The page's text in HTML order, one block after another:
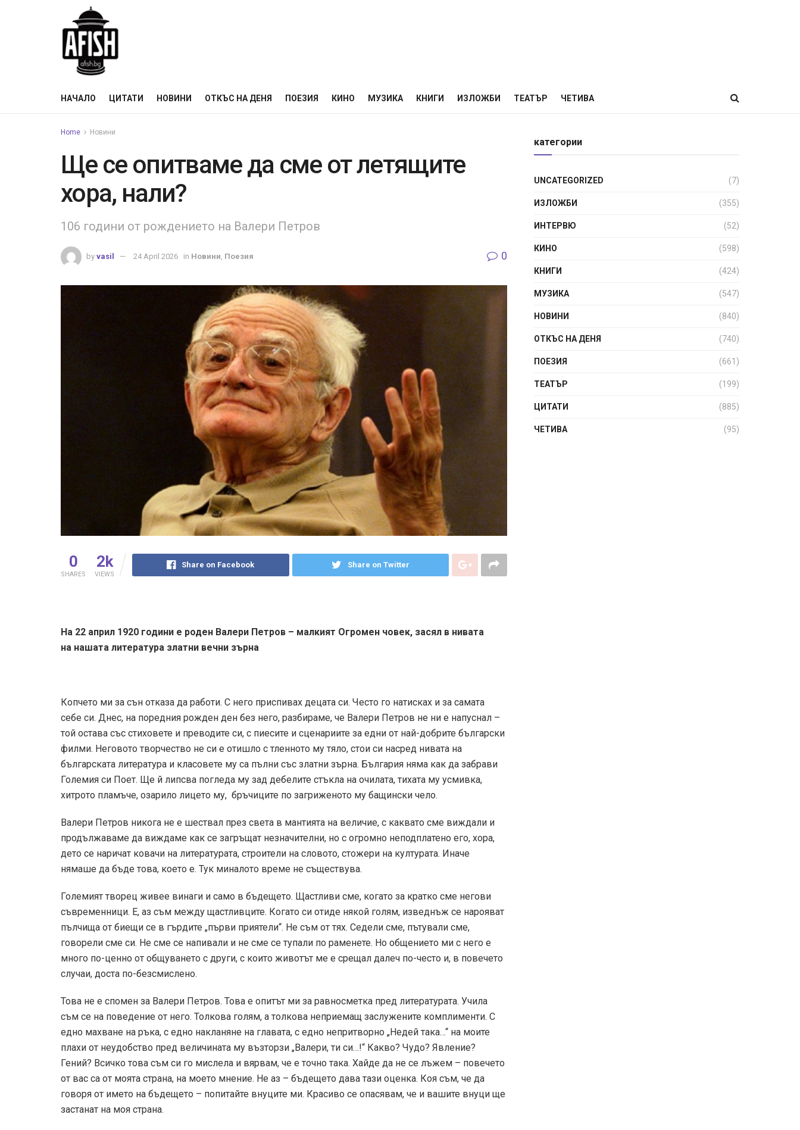
НАЧАЛО ЦИТАТИ НОВИНИ ОТКЪС НА ДЕНЯ ПОЕЗИЯ КИНО МУЗИКА КНИГИ ИЗЛОЖБИ ТЕАТЪР ЧЕТИВА
Home Новини
Ще се опитваме да сме от летящите
хора, нали?
106 години от рождението на Валери Петров
by vasil 24 April 2026 in Новини Поезия 0
0
SHARES
2k
VIEWS
Share on Facebook Share on Twitter
На 22 април 1920 години е роден Валери Петров – малкият Огромен човек, засял в нивата
на нашата литература златни вечни зърна
Копчето ми за сън отказа да работи. С него приспивах децата си. Често го натисках и за самата
себе си. Днес, на поредния рожден ден без него, разбираме, че Валери Петров не ни е напуснал –
той остава със стиховете и преводите си, с пиесите и сценариите за едни от най-добрите български
филми. Неговото творчество не си е отишло с тленното му тяло, стои си насред нивата на
българската литература и класовете му са пълни със златни зърна. България няма как да забрави
Големия си Поет. Ще й липсва погледа му зад дебелите стъкла на очилата, тихата му усмивка,
хитрото пламъче, озарило лицето му, бръчиците по загриженото му бащински чело.
Валери Петров никога не е шествал през света в мантията на величие, с каквато сме виждали и
продължаваме да виждаме как се загръщат незначителни, но с огромно неподплатено его, хора,
дето се наричат ковачи на литературата, строители на словото, стожери на културата. Иначе
нямаше да бъде това, което е. Тук миналото време не съществува.
Големият творец живее винаги и само в бъдещето. Щастливи сме, когато за кратко сме негови
съвременници. Е, аз съм между щастливците. Когато си отиде някой голям, изведнъж се нарояват
пълчища от биещи се в гърдите „първи приятели“. Не съм от тях. Седели сме, пътували сме,
говорели сме си. Не сме се напивали и не сме се тупали по раменете. Но общението ми с него е
много по-ценно от общуването с други, с които животът ме е срещал далеч по-често и, в повечето
случаи, доста по-безсмислено.
Това не е спомен за Валери Петров. Това е опитът ми за равносметка пред литературата. Учила
съм се на поведение от него. Толкова голям, а толкова неприемащ заслужените комплименти. С
едно махване на ръка, с едно накланяне на главата, с едно непритворно „Недей така…“ на моите
плахи от неудобство пред величината му възторзи „Валери, ти си…!“ Какво? Чудо? Явление?
Гений? Всичко това съм си го мислела и вярвам, че е точно така. Хайде да не се лъжем – повечето
от вас са от моята страна, на моето мнение. Не аз – бъдещето дава тази оценка. Коя съм, че да
говоря от името на бъдещето – попитайте внуците ми. Красиво се опасявам, че и вашите внуци ще
застанат на моя страна.
категории
UNCATEGORIZED (7)
ИЗЛОЖБИ (355)
ИНТЕРВЮ (52)
КИНО (598)
КНИГИ (424)
МУЗИКА (547)
НОВИНИ (840)
ОТКЪС НА ДЕНЯ (740)
ПОЕЗИЯ (661)
ТЕАТЪР (199)
ЦИТАТИ (885)
ЧЕТИВА (95)